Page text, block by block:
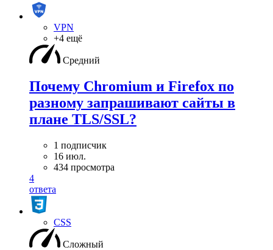
VPN
+4 ещё
Средний
Почему Chromium и Firefox по
разному запрашивают сайты в
плане TLS/SSL?
1 подписчик
16 июл.
434 просмотра
4
ответа
CSS
Сложный